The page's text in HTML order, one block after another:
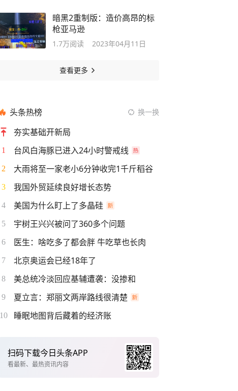
暗黑2重制版：造价高昂的标
枪亚马逊
1.7万阅读 2023年04月11日
查看更多
头条热榜 换一换
夯实基础开新局
1 台风白海豚已进入24小时警戒线
2 大雨将至一家老小6分钟收完1千斤稻谷
3 我国外贸延续良好增长态势
4 美国为什么盯上了多晶硅
5 宇树王兴兴被问了360多个问题
6 医生：啥吃多了都会胖 牛吃草也长肉
7 北京奥运会已经18年了
8 美总统冷淡回应基辅遭袭：没掺和
9 夏立言：郑丽文两岸路线很清楚
10 睡眠地图背后藏着的经济账
扫码下载今日头条APP
看最新、最热资讯内容